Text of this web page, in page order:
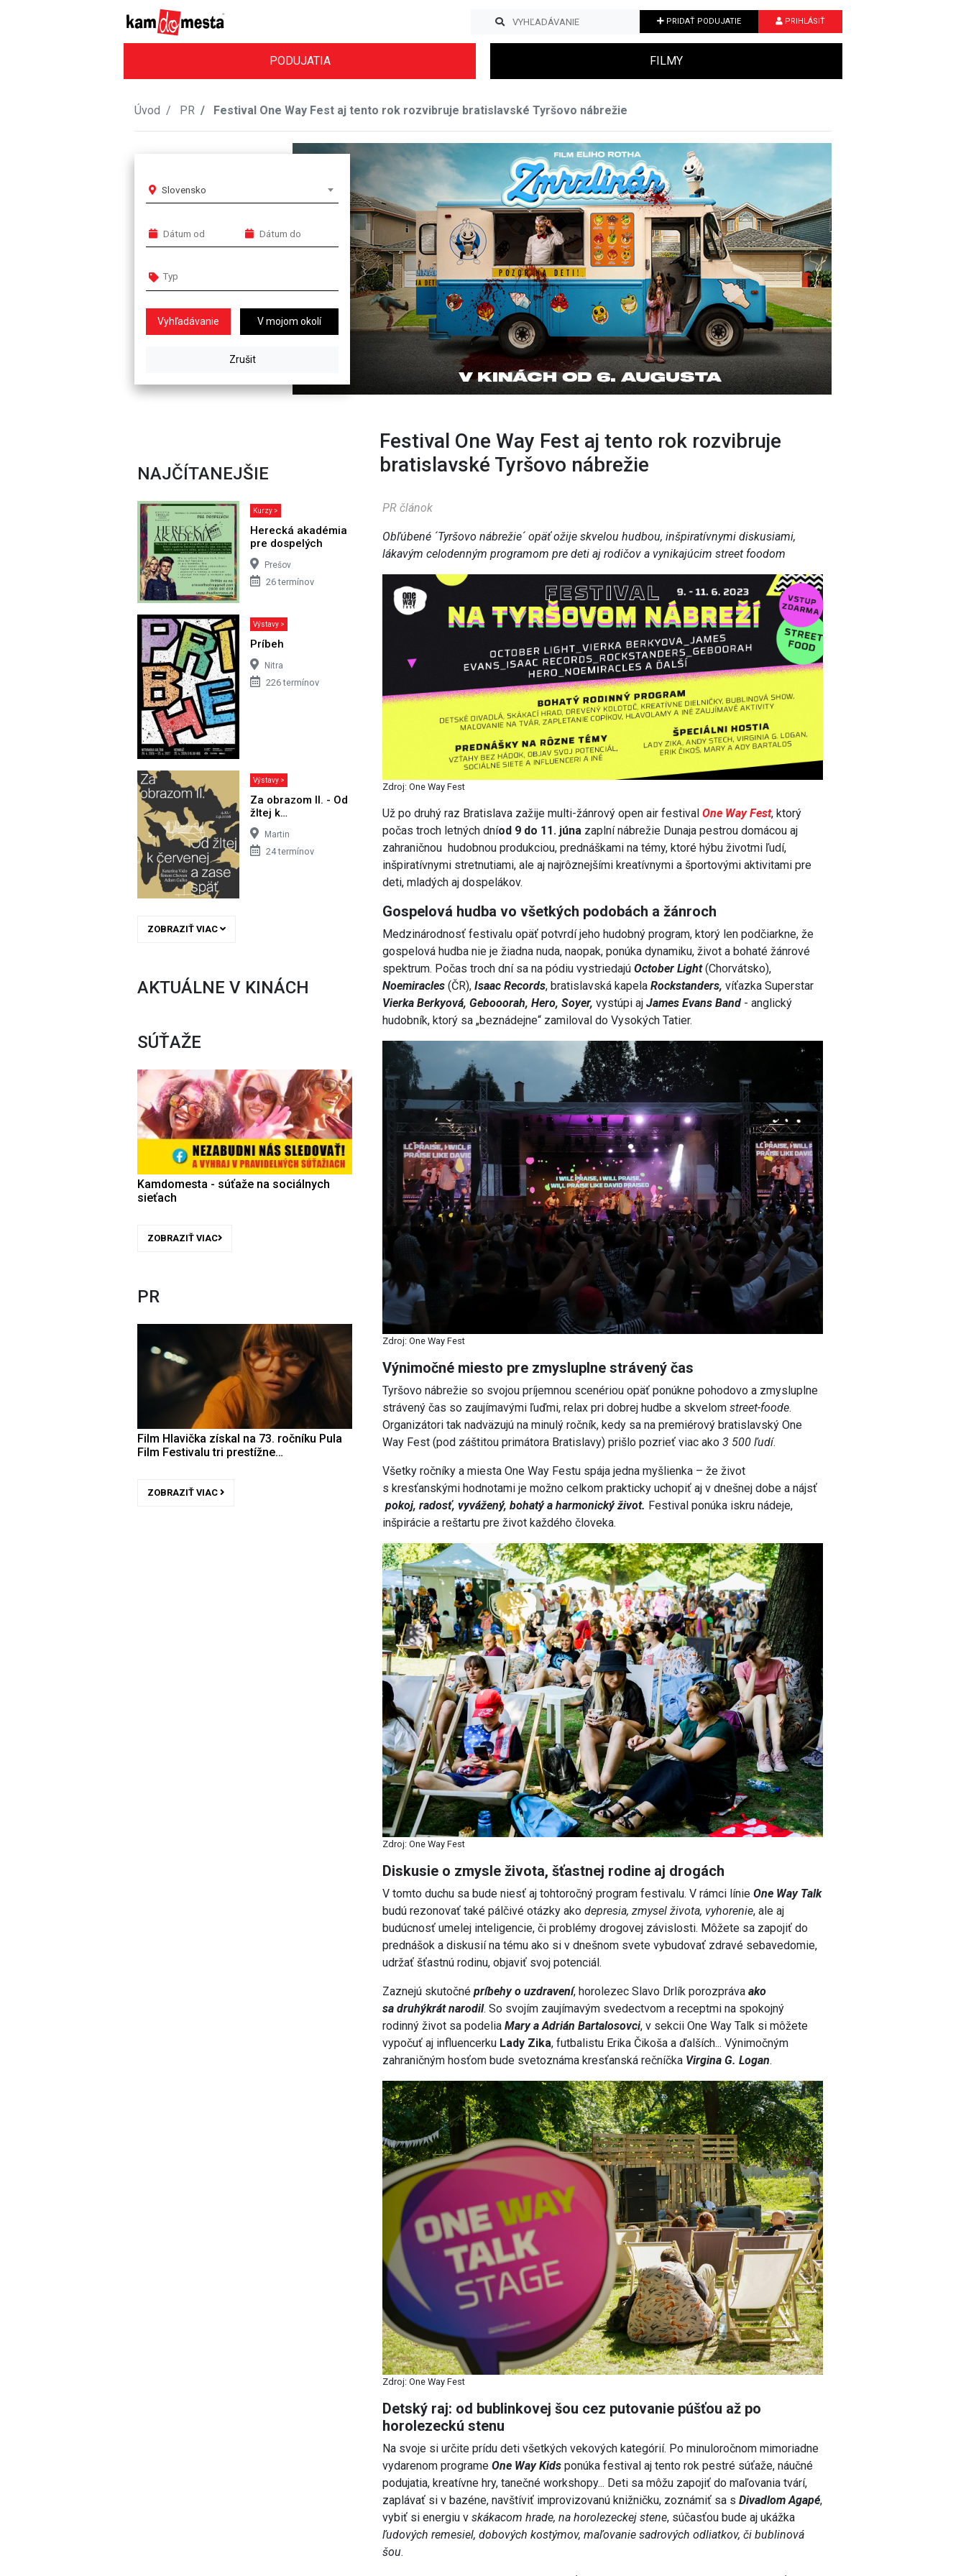
PRIDAŤ PODUJATIE PRIHLÁSIŤ
PODUJATIA FILMY
Úvod PR Festival One Way Fest aj tento rok rozvibruje bratislavské Tyršovo nábrežie
Slovensko
V mojom okolí
Previous Next
NAJČÍTANEJŠIE
Kurzy >
Herecká akadémia
pre dospelých
Prešov
26 termínov
Výstavy >
Príbeh
Nitra
226 termínov
Výstavy >
Za obrazom II. - Od
žltej k…
Martin
24 termínov
ZOBRAZIŤ VIAC
AKTUÁLNE V KINÁCH
SÚŤAŽE
Kamdomesta - súťaže na sociálnych
sieťach
ZOBRAZIŤ VIAC
PR
Film Hlavička získal na 73. ročníku Pula
Film Festivalu tri prestížne…
ZOBRAZIŤ VIAC
Festival One Way Fest aj tento rok rozvibruje
bratislavské Tyršovo nábrežie
PR článok
Obľúbené ´Tyršovo nábrežie´ opäť ožije skvelou hudbou, inšpiratívnymi diskusiami,
lákavým celodenným programom pre deti aj rodičov a vynikajúcim street foodom
Zdroj: One Way Fest
Už po druhý raz Bratislava zažije multi-žánrový open air festivalOne Way Fest, ktorý
počas troch letných dníod 9 do 11. júna zaplní nábrežie Dunaja pestrou domácou aj
zahraničnou hudobnou produkciou, prednáškami na témy, ktoré hýbu životmi ľudí,
inšpiratívnymi stretnutiami, ale aj najrôznejšími kreatívnymi a športovými aktivitami pre
deti, mladých aj dospelákov.
Gospelová hudba vo všetkých podobách a žánroch
Medzinárodnosť festivalu opäť potvrdí jeho hudobný program, ktorý len podčiarkne, že
gospelová hudba nie je žiadna nuda, naopak, ponúka dynamiku, život a bohaté žánrové
spektrum. Počas troch dní sa na pódiu vystriedajúOctober Light(Chorvátsko),
Noemiracles (ČR),Isaac Records, bratislavská kapelaRockstanders,víťazka Superstar
Vierka Berkyová, Gebooorah, Hero, Soyer,vystúpi ajJames Evans Band - anglický
hudobník, ktorý sa „beznádejne“ zamiloval do Vysokých Tatier.
Zdroj: One Way Fest
Výnimočné miesto pre zmysluplne strávený čas
Tyršovo nábrežie so svojou príjemnou scenériou opäť ponúkne pohodovo a zmysluplne
strávený čas so zaujímavými ľuďmi, relax pri dobrej hudbe a skvelomstreet-foode.
Organizátori tak nadväzujú na minulý ročník, kedy sa na premiérový bratislavský One
Way Fest (pod záštitou primátora Bratislavy) prišlo pozrieť viac ako3 500 ľudí.
Všetky ročníky a miesta One Way Festu spája jedna myšlienka – že život
s kresťanskými hodnotami je možno celkom prakticky uchopiť aj v dnešnej dobe a nájsť
pokoj, radosť, vyvážený, bohatý a harmonický život. Festival ponúka iskru nádeje,
inšpirácie a reštartu pre život každého človeka.
Zdroj: One Way Fest
Diskusie o zmysle života, šťastnej rodine aj drogách
V tomto duchu sa bude niesť aj tohtoročný program festivalu. V rámci línieOne Way Talk
budú rezonovať také pálčivé otázky akodepresia, zmysel života, vyhorenie, ale aj
budúcnosť umelej inteligencie, či problémy drogovej závislosti. Môžete sa zapojiť do
prednášok a diskusií na tému ako si v dnešnom svete vybudovať zdravé sebavedomie,
udržať šťastnú rodinu, objaviť svoj potenciál.
Zaznejú skutočnépríbehy o uzdravení, horolezec Slavo Drlík porozprávaako
sa druhýkrát narodil. So svojím zaujímavým svedectvom a receptmi na spokojný
rodinný život sa podeliaMary a Adrián Bartalosovci, v sekcii One Way Talk si môžete
vypočuť aj influencerku Lady Zika, futbalistu Erika Čikoša a ďalších... Výnimočným
zahraničným hosťom bude svetoznáma kresťanská rečníčka Virgina G. Logan.
Zdroj: One Way Fest
Detský raj: od bublinkovej šou cez putovanie púšťou až po
horolezeckú stenu
Na svoje si určite prídu deti všetkých vekových kategórií. Po minuloročnom mimoriadne
vydarenom programeOne Way Kidsponúka festival aj tento rok pestré súťaže, náučné
podujatia, kreatívne hry, tanečné workshopy... Deti sa môžu zapojiť do maľovania tvárí,
zaplávať si v bazéne, navštíviť improvizovanú knižničku, zoznámiť sa sDivadlom Agapé,
vybiť si energiu vskákacom hrade, na horolezeckej stene, súčasťou bude aj ukážka
ľudových remesiel, dobových kostýmov, maľovanie sadrových odliatkov, či bublinová
šou.